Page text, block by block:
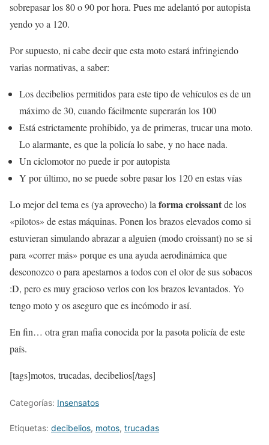
sobrepasar los 80 o 90 por hora. Pues me adelantó por autopista
yendo yo a 120.
Por supuesto, ni cabe decir que esta moto estará infringiendo
varias normativas, a saber:
Los decibelios permitidos para este tipo de vehículos es de un
máximo de 30, cuando fácilmente superarán los 100
Está estrictamente prohibido, ya de primeras, trucar una moto.
Lo alarmante, es que la policía lo sabe, y no hace nada.
Un ciclomotor no puede ir por autopista
Y por último, no se puede sobre pasar los 120 en estas vías
Lo mejor del tema es (ya aprovecho) laforma croissantde los
«pilotos» de estas máquinas. Ponen los brazos elevados como si
estuvieran simulando abrazar a alguien (modo croissant) no se si
para «correr más» porque es una ayuda aerodinámica que
desconozco o para apestarnos a todos con el olor de sus sobacos
:D, pero es muy gracioso verlos con los brazos levantados. Yo
tengo moto y os aseguro que es incómodo ir así.
En fin… otra gran mafia conocida por la pasota policía de este
país.
[tags]motos, trucadas, decibelios[/tags]
Categorías: Insensatos
Etiquetas: decibelios, motos, trucadas